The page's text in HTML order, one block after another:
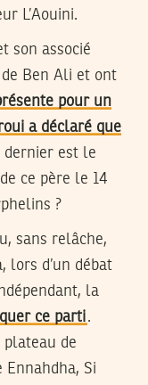
L’Aouini.
son associé
de Ben Ali et ont
pour un
a déclaré que
dernier est le
ce père le 14
?
sans relâche,
lors d’un débat
la
ce parti.
plateau de
Ennahdha, Si